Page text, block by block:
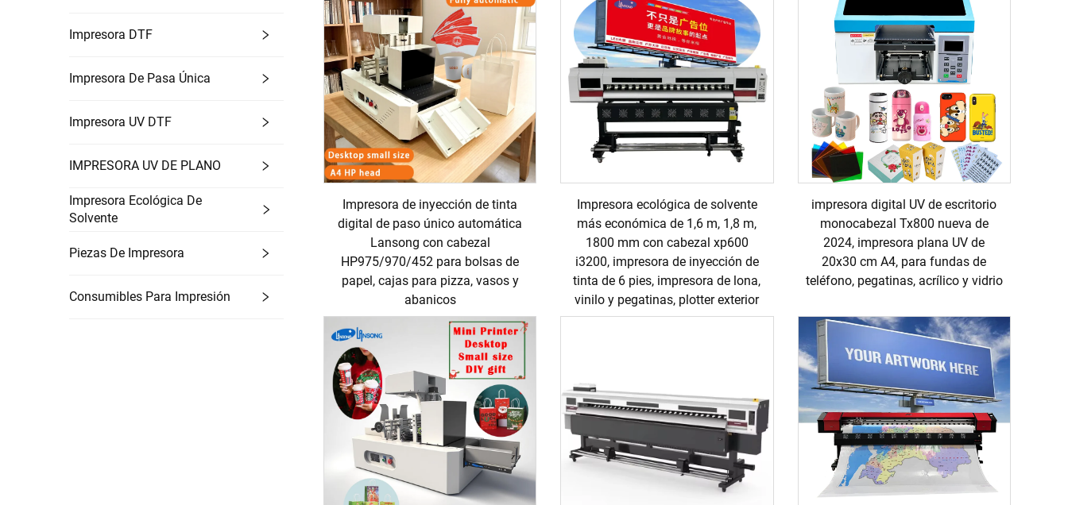
Impresora DTF
Impresora De Pasa Única
Impresora UV DTF
IMPRESORA UV DE PLANO
Impresora Ecológica De
Solvente
Piezas De Impresora
Consumibles Para Impresión
Impresora de inyección de tinta
digital de paso único automática
Lansong con cabezal
HP975/970/452 para bolsas de
papel, cajas para pizza, vasos y
abanicos
Impresora ecológica de solvente
más económica de 1,6 m, 1,8 m,
1800 mm con cabezal xp600
i3200, impresora de inyección de
tinta de 6 pies, impresora de lona,
vinilo y pegatinas, plotter exterior
impresora digital UV de escritorio
monocabezal Tx800 nueva de
2024, impresora plana UV de
20x30 cm A4, para fundas de
teléfono, pegatinas, acrílico y vidrio